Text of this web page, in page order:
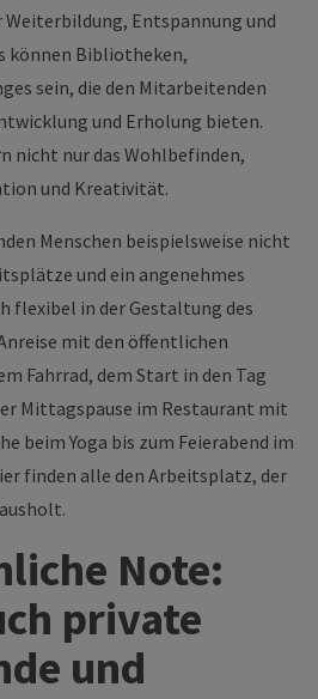
Entspannung und
können Bibliotheken,
sein, die den Mitarbeitenden
und Erholung bieten.
nicht nur das Wohlbefinden,
und Kreativität.
Menschen beispielsweise nicht
und ein angenehmes
flexibel in der Gestaltung des
mit den öffentlichen
Fahrrad, dem Start in den Tag
Mittagspause im Restaurant mit
beim Yoga bis zum Feierabend im
finden alle den Arbeitsplatz, der
Note:
private
und